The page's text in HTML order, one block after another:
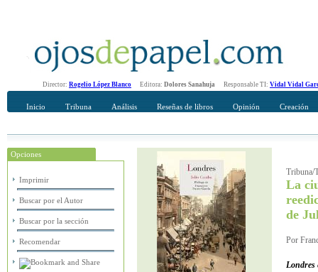
Director: Rogelio López Blanco Editora: Dolores Sanahuja Responsable TI: Vidal Vidal
Inicio Tribuna Análisis Reseñas de libros Opinión Creación
Opciones
Imprimir
Buscar por el Autor
Buscar por la sección
Recomendar
Recomendar
Su nombre Completo
Tribuna/
La
de
Por
Londres